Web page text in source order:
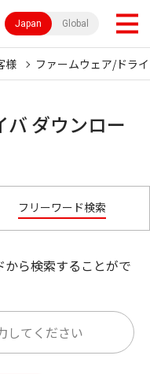
Japan Global
様 ファームウェア/ドラ
ダウンロー
フリーワード検索
ら検索することがで